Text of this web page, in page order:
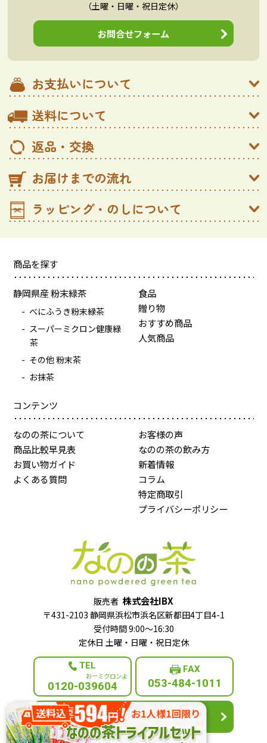
（土曜・日曜・祝日定休）
お問合せフォーム
お支払いについて
送料について
返品・交換
お届けまでの流れ
ラッピング・のしについて
商品を探す
静岡県産 粉末緑茶
べにふうき粉末緑茶
スーパーミクロン健康緑
茶
その他 粉末茶
お抹茶
食品
贈り物
おすすめ商品
人気商品
コンテンツ
なのの茶について
商品比較早見表
お買い物ガイド
よくある質問
お客様の声
なのの茶の飲み方
新着情報
コラム
特定商取引
プライバシーポリシー
販売者 株式会社IBX
〒431-2103 静岡県浜松市浜名区新都田4丁目4-1
受付時間 9:00～16:30
定休日 土曜・日曜・祝日定休
TEL
0120-039604
FAX
053-484-1011
お問合せフォーム